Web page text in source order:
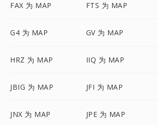
FAX 为 MAP FTS 为 MAP
G4 为 MAP GV 为 MAP
HRZ 为 MAP IIQ 为 MAP
JBIG 为 MAP JFI 为 MAP
JNX 为 MAP JPE 为 MAP